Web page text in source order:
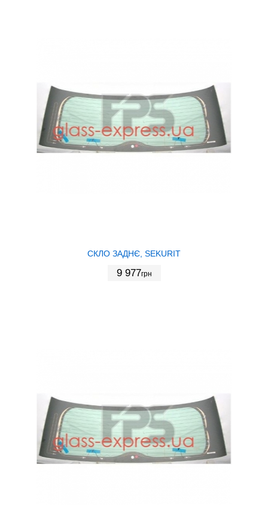
СКЛО ЗАДНЄ, SEKURIT
9 977грн